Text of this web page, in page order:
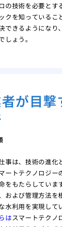
の技術を必要とす
クを知っているこ
できるようになり
しょう。
が目撃
事は、技術の進化
ートテクノロジー
をもたらしていま
および管理方法を
水利用を実現して
はスマートテクノ